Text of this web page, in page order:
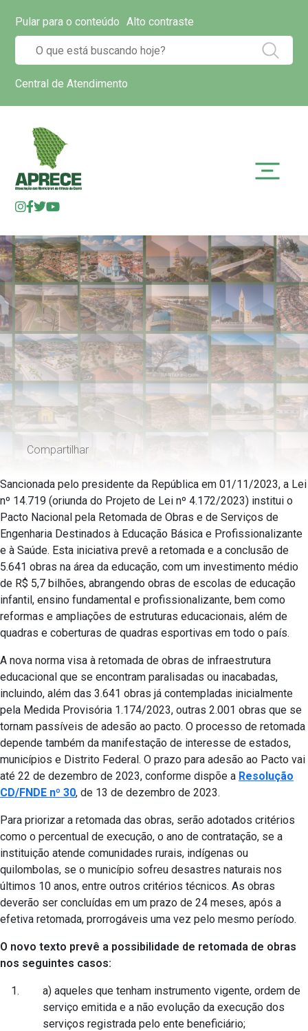
Pular para o conteúdo Alto contraste
Central de Atendimento
Compartilhar
Sancionada pelo presidente da República em 01/11/2023, a Lei
nº 14.719 (oriunda do Projeto de Lei nº 4.172/2023) institui o
Pacto Nacional pela Retomada de Obras e de Serviços de
Engenharia Destinados à Educação Básica e Profissionalizante
e à Saúde. Esta iniciativa prevê a retomada e a conclusão de
5.641 obras na área da educação, com um investimento médio
de R$ 5,7 bilhões, abrangendo obras de escolas de educação
infantil, ensino fundamental e profissionalizante, bem como
reformas e ampliações de estruturas educacionais, além de
quadras e coberturas de quadras esportivas em todo o país.
A nova norma visa à retomada de obras de infraestrutura
educacional que se encontram paralisadas ​​ou inacabadas,
incluindo, além das 3.641 obras já contempladas inicialmente
pela Medida Provisória 1.174/2023, outras 2.001 obras que se
tornam passíveis de adesão ao pacto. O processo de retomada
depende também da manifestação de interesse de estados,
municípios e Distrito Federal. O prazo para adesão ao Pacto vai
até 22 de dezembro de 2023, conforme dispõe a Resolução
CD/FNDE nº 30, de 13 de dezembro de 2023.
Para priorizar a retomada das obras, serão adotados critérios
como o percentual de execução, o ano de contratação, se a
instituição atende comunidades rurais, indígenas ou
quilombolas, se o município sofreu desastres naturais nos
últimos 10 anos, entre outros critérios técnicos. As obras
deverão ser concluídas em um prazo de 24 meses, após a
efetiva retomada, prorrogáveis ​​uma vez pelo mesmo período.
O novo texto prevê a possibilidade de retomada de obras
nos seguintes casos:
a) aqueles que tenham instrumento vigente, ordem de
serviço emitida e a não evolução da execução dos
serviços registrada pelo ente beneficiário;